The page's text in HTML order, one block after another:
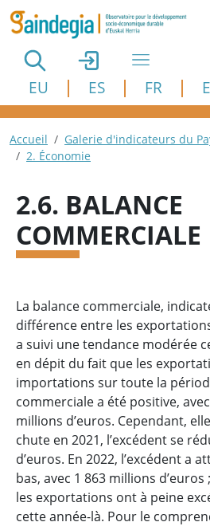
Aller au contenu principal
EU ES FR
Fil d'Ariane
Accueil
Galerie d'indicateurs du
2. Économie
2.6. BALANCE
COMMERCIALE
La balance commerciale,
différence entre les
a suivi une tendance modérée
en dépit du fait que les
importations sur toute la
commerciale a été positive,
millions d’euros. Cependant,
chute en 2021, l’excédent se
d’euros. En 2022, l’excédent a
bas, avec 1 863 millions
les exportations ont à peine
cette année-là. Pour le